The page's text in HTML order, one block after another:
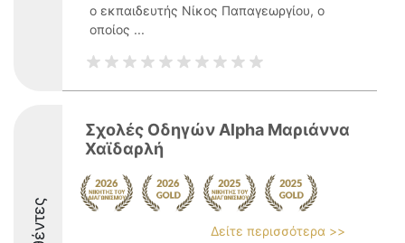
ο εκπαιδευτής Νίκος Παπαγεωργίου, ο
οποίος ...
Σχολές Oδηγών Alpha Μαριάννα
Χαϊδαρλή
Δείτε περισσότερα >>